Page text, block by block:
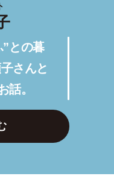
”との暮
さんと
話。